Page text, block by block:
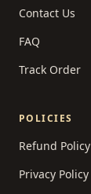
Contact Us
FAQ
Track Order
POLICIES
Refund Policy
Privacy Policy